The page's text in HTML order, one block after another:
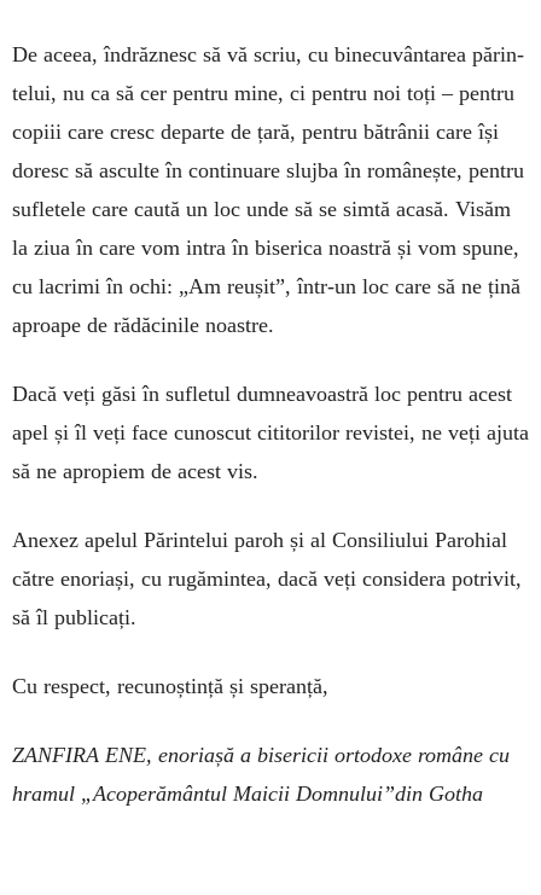
De aceea, îndrăznesc să vă scriu, cu binecu­vân­tarea părin­
te­lui, nu ca să cer pentru mine, ci pentru noi toți – pentru
copiii care cresc departe de țară, pentru bătrânii care își
doresc să asculte în continuare slujba în românește, pentru
sufletele care caută un loc unde să se simtă acasă. Visăm
la ziua în care vom intra în biserica noastră și vom spune,
cu la­crimi în ochi: „Am reușit”, într-un loc care să ne țină
aproape de rădăcinile noastre.
Dacă veți găsi în sufletul dumneavoastră loc pentru acest
apel și îl veți face cunoscut cititorilor revistei, ne veți ajuta
să ne apropiem de acest vis.
Anexez apelul Părintelui paroh și al Consiliului Parohial
către enoriași, cu rugămintea, dacă veți considera potrivit,
să îl publicați.
Cu respect, recunoștință și speranță,
ZANFIRA ENE, enoriașă a bisericii ortodoxe române cu
hramul „Acoperământul Maicii Domnului”din Gotha